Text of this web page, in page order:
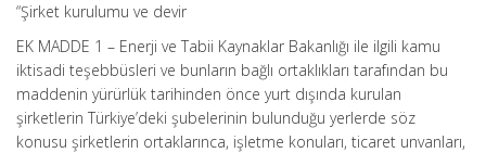
“Şirket kurulumu ve devir
EK MADDE 1 – Enerji ve Tabii Kaynaklar Bakanlığı ile ilgili kamu
iktisadi teşebbüsleri ve bunların bağlı ortaklıkları tarafından bu
maddenin yürürlük tarihinden önce yurt dışında kurulan
şirketlerin Türkiye’deki şubelerinin bulunduğu yerlerde söz
konusu şirketlerin ortaklarınca, işletme konuları, ticaret unvanları,